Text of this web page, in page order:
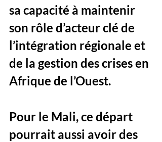
sa capacité à maintenir
son rôle d’acteur clé de
l’intégration régionale et
de la gestion des crises en
Afrique de l’Ouest.
Pour le Mali, ce départ
pourrait aussi avoir des